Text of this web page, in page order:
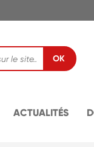
OK
ACTUALITÉS